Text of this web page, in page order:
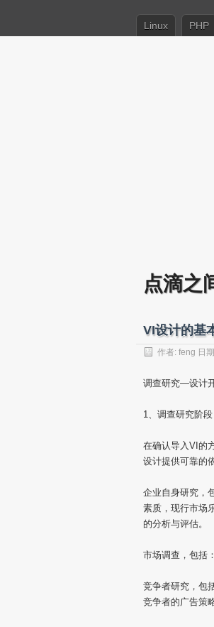
Linux PHP
点滴之
VI设计的基
作者: feng 日
调查研究—设计
1、调查研究阶段
在确认导入VI的
设计提供可靠的
企业自身研究，
素质，现行市场
的分析与评估。
市场调查，包括
竞争者研究，包
竞争者的广告策